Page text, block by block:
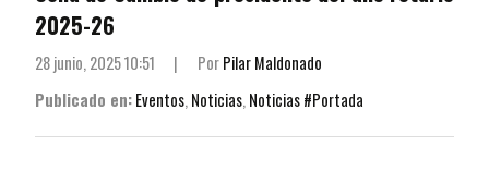
2025-26
28 junio, 2025 10:51 | PorPilar Maldonado
Publicado en:Eventos, Noticias, Noticias #Portada